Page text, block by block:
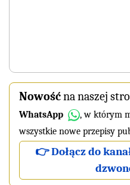
Nowośćna naszej
WhatsApp
, w którym
wszystkie nowe przepisy
👉 Dołącz do